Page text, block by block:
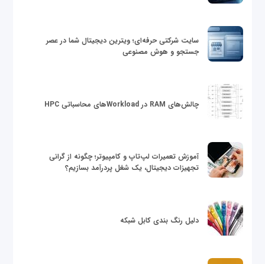
سایت شرکتی حرفه‌ای؛ ویترین دیجیتال شما در عصر
جستجو و هوش مصنوعی
چالش‌های RAM در Workloadهای محاسباتی HPC
آموزش تعمیرات لپ‌تاپ و کامپیوتر؛ چگونه از گرانی
تجهیزات دیجیتال، یک شغل پردرآمد بسازیم؟
دلیل رنگ بندی کابل شبکه